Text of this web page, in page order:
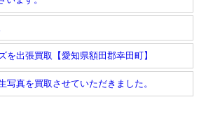
を出張買取【愛知県額田郡幸田町】
写真を買取させていただきました。